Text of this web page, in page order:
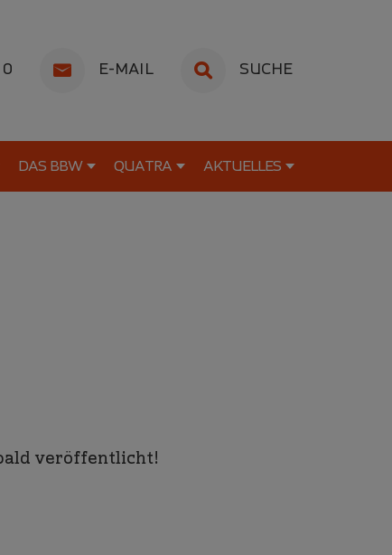
E-MAIL SUCHE
DAS BBW QUATRA AKTUELLES
veröffentlicht!